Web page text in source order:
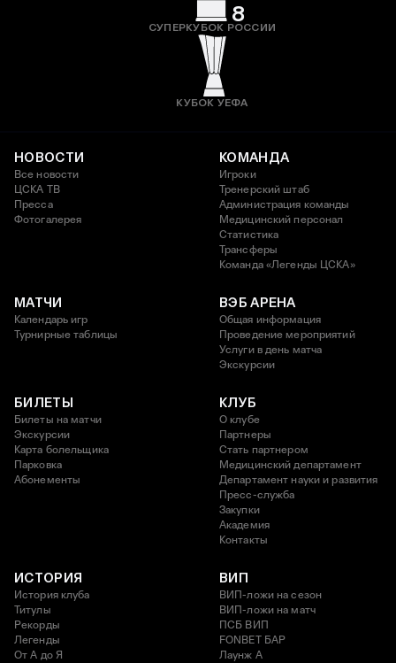
8
СУПЕРКУБОК РОССИИ
КУБОК УЕФА
НОВОСТИ
Все новости
ЦСКА ТВ
Пресса
Фотогалерея
КОМАНДА
Игроки
Тренерский штаб
Администрация команды
Медицинский персонал
Статистика
Трансферы
Команда «Легенды ЦСКА»
МАТЧИ
Календарь игр
Турнирные таблицы
ВЭБ АРЕНА
Общая информация
Проведение мероприятий
Услуги в день матча
Экскурсии
БИЛЕТЫ
Билеты на матчи
Экскурсии
Карта болельщика
Парковка
Абонементы
КЛУБ
О клубе
Партнеры
Стать партнером
Медицинский департамент
Департамент науки и развития
Пресс-служба
Закупки
Академия
Контакты
ИСТОРИЯ
История клуба
Титулы
Рекорды
Легенды
От А до Я
ВИП
ВИП-ложи на сезон
ВИП-ложи на матч
ПСБ ВИП
FONBET БАР
Лаунж A